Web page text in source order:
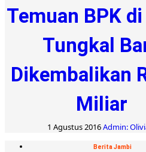
Temuan BPK
Tungkal
Dikembalikan
Miliar
1 Agustus 2016Admin:
Berita Jambi